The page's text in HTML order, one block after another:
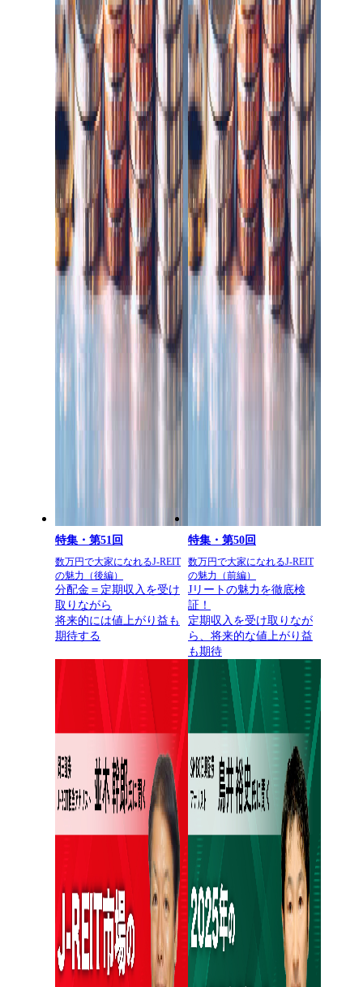
特集・第51回
数万円で大家になれるJ-REIT
の魅力（後編）
分配金＝定期収入を受け
取りながら
将来的には値上がり益も
期待する
特集・第50回
数万円で大家になれるJ-REIT
の魅力（前編）
Jリートの魅力を徹底検
証！
定期収入を受け取りなが
ら、将来的な値上がり益
も期待